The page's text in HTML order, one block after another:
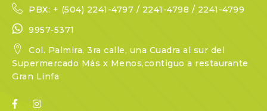
PBX: + (504) 2241-4797 / 2241-4798 / 2241-4799
9957-5371
Col. Palmira, 3ra calle, una Cuadra al sur del
Supermercado Más x Menos,contiguo a restaurante
Gran Linfa